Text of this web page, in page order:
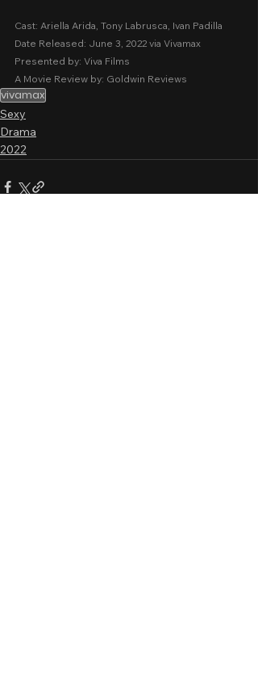
Cast: Ariella Arida, Tony Labrusca, Ivan Padilla
Date Released: June 3, 2022 via Vivamax
Presented by: Viva Films
A Movie Review by: Goldwin Reviews
vivamax
Sexy
Drama
2022